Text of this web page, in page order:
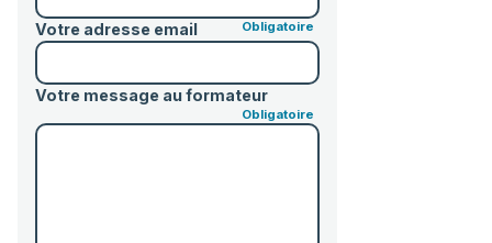
Votre adresse email
Votre message au formateur